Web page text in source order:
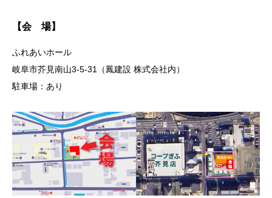
【会 場】
ふれあいホール
岐阜市芥見南山3-5-31（鳳建設 株式会社内）
駐車場：あり